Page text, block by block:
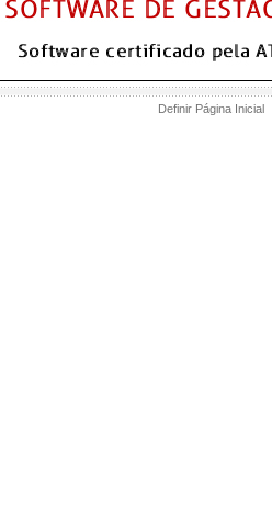
Definir Página Inicial